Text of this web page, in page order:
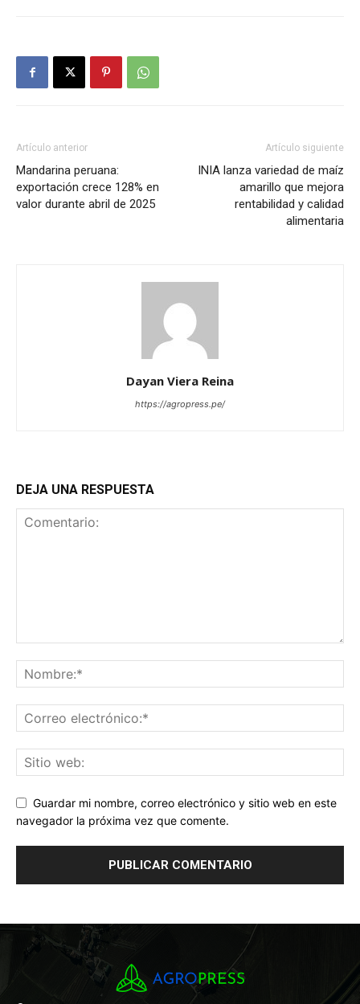
Artículo anterior
Mandarina peruana:
exportación crece 128% en
valor durante abril de 2025
Artículo siguiente
INIA lanza variedad de maíz
amarillo que mejora
rentabilidad y calidad
alimentaria
Dayan Viera Reina
https://agropress.pe/
DEJA UNA RESPUESTA
Guardar mi nombre, correo electrónico y sitio web en este
navegador la próxima vez que comente.